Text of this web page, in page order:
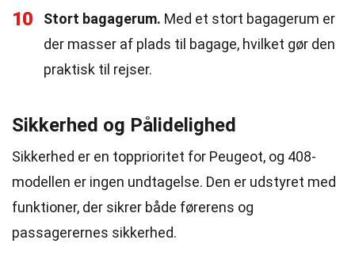
10 Stort bagagerum. Med et stort bagagerum er
der masser af plads til bagage, hvilket gør den
praktisk til rejser.
Sikkerhed og Pålidelighed
Sikkerhed er en topprioritet for Peugeot, og 408-
modellen er ingen undtagelse. Den er udstyret med
funktioner, der sikrer både førerens og
passagerernes sikkerhed.